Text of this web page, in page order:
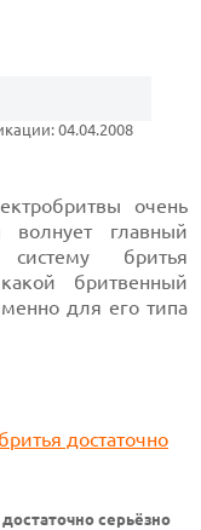
04.04.2008
очень
волнует главный
бритья
бритвенный
для его типа
серьёзно